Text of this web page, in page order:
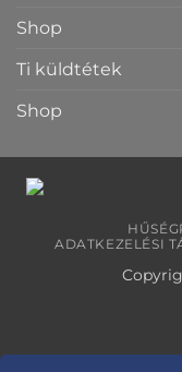
Shop
Ti küldtétek
Shop
ADATKEZELÉSI